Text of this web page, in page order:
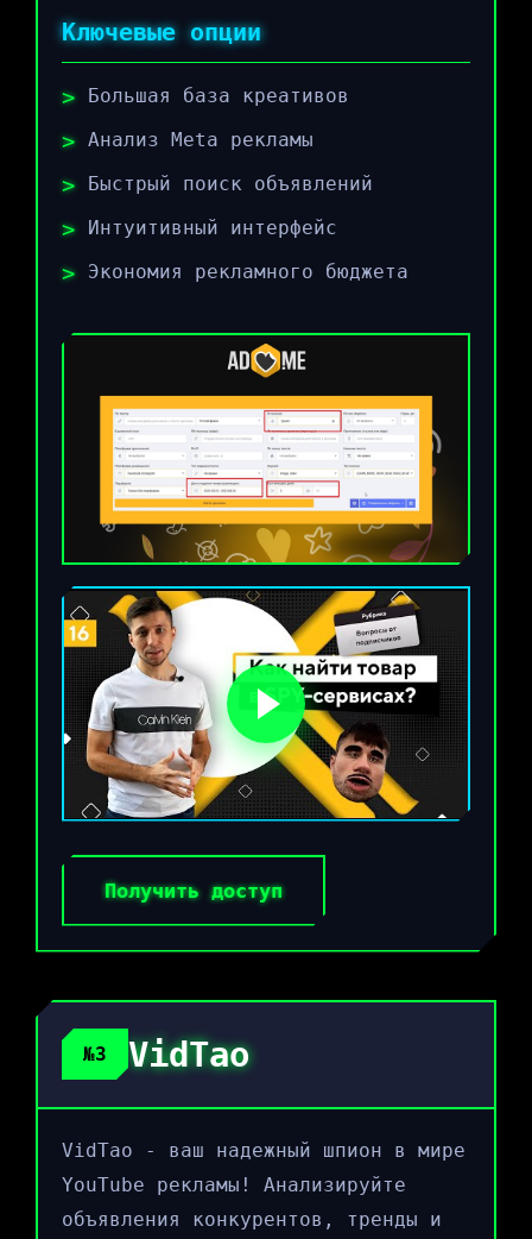
Ключевые опции
Большая база креативов
Анализ Meta рекламы
Быстрый поиск объявлений
Интуитивный интерфейс
Экономия рекламного бюджета
Получить доступ
№3 VidTao
VidTao - ваш надежный шпион в мире
YouTube рекламы! Анализируйте
объявления конкурентов, тренды и